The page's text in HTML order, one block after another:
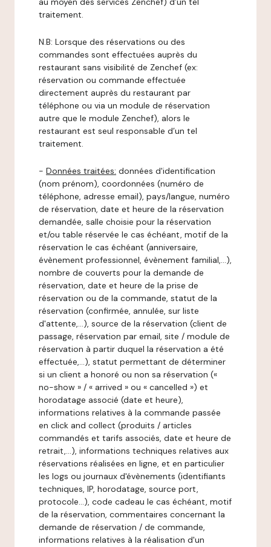
traitement.
N.B: Lorsque des réservations ou des
commandes sont effectuées auprès du
restaurant sans visibilité de Zenchef (ex:
réservation ou commande effectuée
directement auprès du restaurant par
téléphone ou via un module de réservation
autre que le module Zenchef), alors le
restaurant est seul responsable d’un tel
traitement.
- Données traitées: données d'identification
(nom prénom), coordonnées (numéro de
téléphone, adresse email), pays/langue, numéro
de réservation, date et heure de la réservation
demandée, salle choisie pour la réservation
et/ou table réservée le cas échéant, motif de la
réservation le cas échéant (anniversaire,
évènement professionnel, évènement familial,…),
nombre de couverts pour la demande de
réservation, date et heure de la prise de
réservation ou de la commande, statut de la
réservation (confirmée, annulée, sur liste
d'attente,…), source de la réservation (client de
passage, réservation par email, site / module de
réservation à partir duquel la réservation a été
effectuée,…), statut permettant de déterminer
si un client a honoré ou non sa réservation («
no-show » / « arrived » ou « cancelled ») et
horodatage associé (date et heure),
informations relatives à la commande passée
en click and collect (produits / articles
commandés et tarifs associés, date et heure de
retrait,…), informations techniques relatives aux
réservations réalisées en ligne, et en particulier
les logs ou journaux d'évènements (identifiants
techniques, IP, horodatage, source port,
protocole…), code cadeau le cas échéant, motif
de la réservation, commentaires concernant la
demande de réservation / de commande,
informations relatives à la réalisation d'un